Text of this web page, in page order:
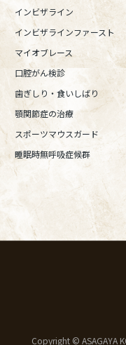
インビザライン
インビザラインファースト
マイオブレース
口腔がん検診
歯ぎしり・食いしばり
顎関節症の治療
スポーツマウスガード
睡眠時無呼吸症候群
Copyright © ASAGAYA